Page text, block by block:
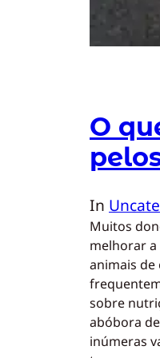
O
In
Muitos
melhorar a
animais de
sobre
abóbora
inúmeras